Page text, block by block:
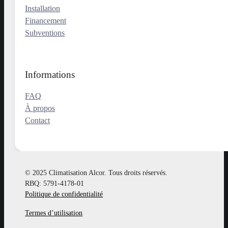
Installation
Financement
Subventions
Informations
FAQ
À propos
Contact
© 2025 Climatisation Alcor. Tous droits réservés.
RBQ: 5791-4178-01
Politique de confidentialité
Termes d’utilisation